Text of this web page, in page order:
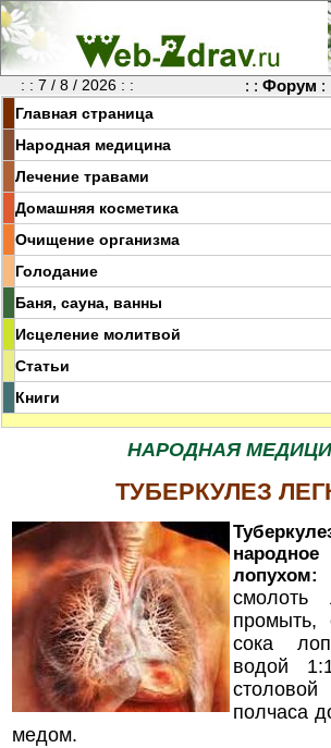
: : 7 / 8 / 2026 : : : : Форум :
Главная страница
Народная медицина
Лечение травами
Домашняя косметика
Очищение организма
Голодание
Баня, сауна, ванны
Исцеление молитвой
Статьи
Книги
НАРОДНАЯ
ТУБЕРКУЛЕЗ
лопухом:
смолоть
промыть,
сока
водой
полчаса
медом.